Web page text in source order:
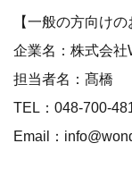
【一般の方向け
企業名：株式会社
担当者名：髙橋
TEL：048-700-
Email：